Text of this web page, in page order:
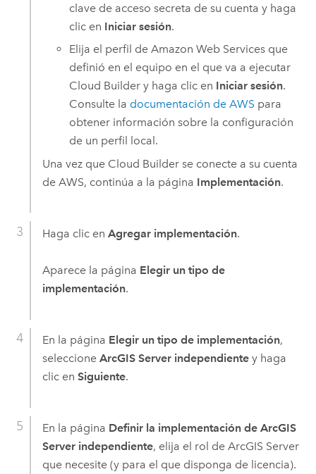
clave de acceso secreta de su cuenta y haga
clic en Iniciar sesión.
Elija el perfil deAmazon Web Services que
definió en el equipo en el que va a ejecutar
Cloud Builder y haga clic en Iniciar sesión.
Consulte la documentación deAWS para
obtener información sobre la configuración
de un perfil local.
Una vez que Cloud Builderse conecte a su cuenta
de AWS, continúa a la página Implementación.
Haga clic en Agregar implementación.
Aparece la página Elegir un tipo de
implementación.
En la página Elegir un tipo de implementación,
seleccione ArcGIS Server independientey haga
clic en Siguiente.
En la página Definir la implementación de ArcGIS
Server independiente, elija el rol de ArcGIS Server
que necesite (y para el que disponga de licencia).